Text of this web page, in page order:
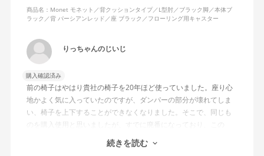
商品名：Monet モネット／背クッションタイプ／L型肘／ブラック脚／本体ブ
ラック／背 パーシアンレッド／座 ブラック／フローリング用キャスター
りっちゃんのじいじ
購入確認済み
前の椅子はやはり貴社の椅子を20年ほど使っていました。座り心
地かよく気に入っていたのですが、ダンパーの部分が壊れてしま
い、椅子を上下することができなくなりました。そこで、同じも
のを購入使用と思いましたが、すでに廃番になっており、この
MonEtを購入しました。やや固めの椅子ですが、使っているうち
になじんでくるのではと思っています。フローリング床で使って
続きを読む